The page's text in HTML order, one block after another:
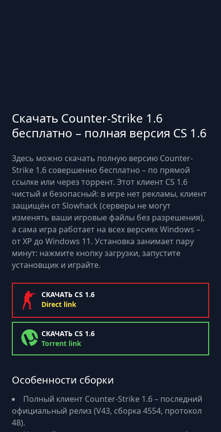
Скачать Counter-Strike 1.6
бесплатно – полная версия CS 1.6
Здесь можно скачать полную версию Counter-
Strike 1.6 совершенно бесплатно – по прямой
ссылке или через торрент. Этот клиент CS 1.6
чистый и безопасный: в игре нет рекламы, клиент
защищён от Slowhack (серверы не могут
изменять ваши игровые файлы без разрешения),
а сама игра работает на всех версиях Windows –
от XP до Windows 11. Установка занимает пару
минут: нажмите кнопку загрузки, запустите
установщик и играйте.
СКАЧАТЬ CS 1.6
Direct link
СКАЧАТЬ CS 1.6
Torrent link
Особенности сборки
Полный клиент Counter-Strike 1.6 – последний
официальный релиз (V43, сборка 4554, протокол
48).